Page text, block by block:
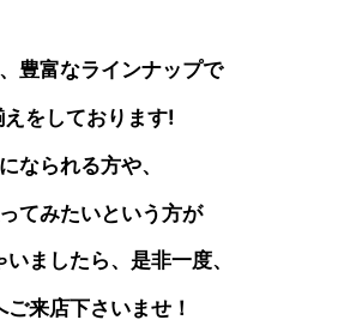
豊富なラインナップで
えをしております!
なられる方や、
てみたいという方が
ましたら、是非一度、
ご来店下さいませ！